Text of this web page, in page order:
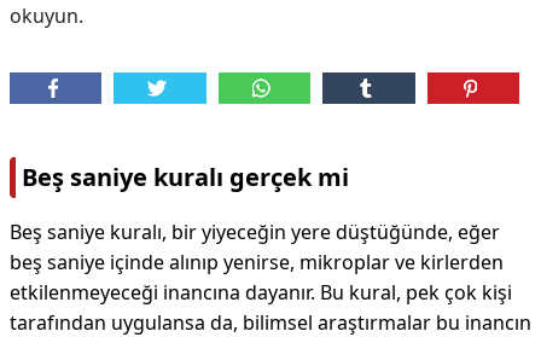
okuyun.
Beş saniye kuralı gerçek mi
Beş saniye kuralı, bir yiyeceğin yere düştüğünde, eğer
beş saniye içinde alınıp yenirse, mikroplar ve kirlerden
etkilenmeyeceği inancına dayanır. Bu kural, pek çok kişi
tarafından uygulansa da, bilimsel araştırmalar bu inancın